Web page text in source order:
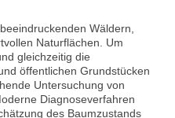
Wäldern,
Naturflächen. Um
gleichzeitig die
öffentlichen Grundstücken
Untersuchung von
Diagnoseverfahren
des Baumzustands